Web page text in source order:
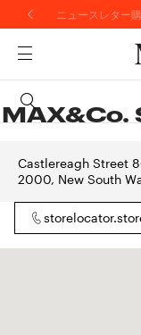
ニュースレター
MAX&Co.
Castlereagh Street
2000, New South